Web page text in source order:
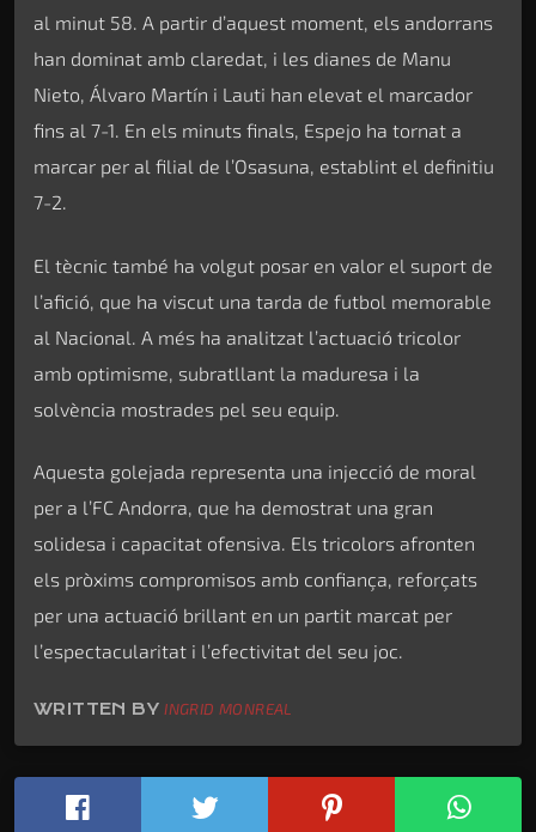
al minut 58. A partir d’aquest moment, els andorrans
han dominat amb claredat, i les dianes de Manu
Nieto, Álvaro Martín i Lauti han elevat el marcador
fins al 7-1. En els minuts finals, Espejo ha tornat a
marcar per al filial de l’Osasuna, establint el definitiu
7-2.
El tècnic també ha volgut posar en valor el suport de
l’afició, que ha viscut una tarda de futbol memorable
al Nacional. A més ha analitzat l’actuació tricolor
amb optimisme, subratllant la maduresa i la
solvència mostrades pel seu equip.
Aquesta golejada representa una injecció de moral
per a l’FC Andorra, que ha demostrat una gran
solidesa i capacitat ofensiva. Els tricolors afronten
els pròxims compromisos amb confiança, reforçats
per una actuació brillant en un partit marcat per
l’espectacularitat i l’efectivitat del seu joc.
WRITTEN BYINGRID MONREAL